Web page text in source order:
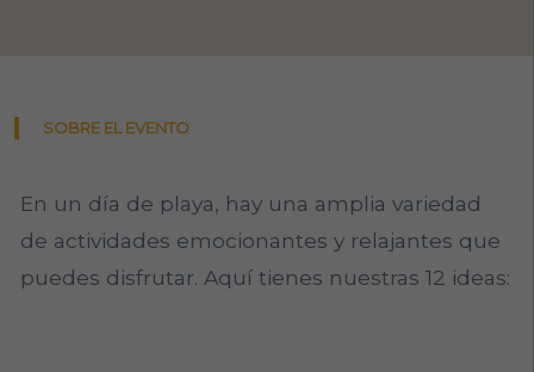
SOBRE EL EVENTO
En un día de playa, hay una amplia variedad
de actividades emocionantes y relajantes que
puedes disfrutar. Aquí tienes nuestras 12 ideas: